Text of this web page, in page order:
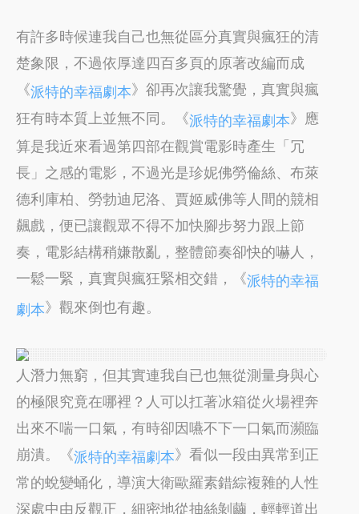
有許多時候連我自己也無從區分真實與瘋狂的清
楚象限，不過依厚達四百多頁的原著改編而成
《派特的幸福劇本》卻再次讓我驚覺，真實與瘋
狂有時本質上並無不同。《派特的幸福劇本》應
算是我近來看過第四部在觀賞電影時產生「冗
長」之感的電影，不過光是珍妮佛勞倫絲、布萊
德利庫柏、勞勃迪尼洛、賈姬威佛等人間的競相
飆戲，便已讓觀眾不得不加快腳步努力跟上節
奏，電影結構稍嫌散亂，整體節奏卻快的嚇人，
一鬆一緊，真實與瘋狂緊相交錯，《派特的幸福
劇本》觀來倒也有趣。
人潛力無窮，但其實連我自已也無從測量身與心
的極限究竟在哪裡？人可以扛著冰箱從火場裡奔
出來不喘一口氣，有時卻因嚥不下一口氣而瀕臨
崩潰。《派特的幸福劇本》看似一段由異常到正
常的蛻變蛹化，導演大衛歐羅素錯綜複雜的人性
深處中由反觀正，細密地從抽絲剝繭，輕輕道出